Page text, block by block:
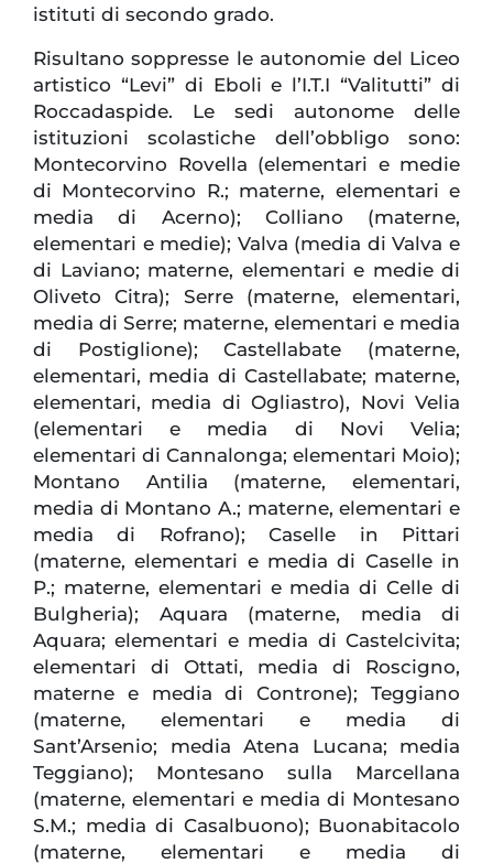
istituti di secondo grado.
Risultano soppresse le autonomie del Liceo
artistico “Levi” di Eboli e l’I.T.I “Valitutti” di
Roccadaspide. Le sedi autonome delle
istituzioni scolastiche dell’obbligo sono:
Montecorvino Rovella (elementari e medie
di Montecorvino R.; materne, elementari e
media di Acerno); Colliano (materne,
elementari e medie); Valva (media di Valva e
di Laviano; materne, elementari e medie di
Oliveto Citra); Serre (materne, elementari,
media di Serre; materne, elementari e media
di Postiglione); Castellabate (materne,
elementari, media di Castellabate; materne,
elementari, media di Ogliastro), Novi Velia
(elementari e media di Novi Velia;
elementari di Cannalonga; elementari Moio);
Montano Antilia (materne, elementari,
media di Montano A.; materne, elementari e
media di Rofrano); Caselle in Pittari
(materne, elementari e media di Caselle in
P.; materne, elementari e media di Celle di
Bulgheria); Aquara (materne, media di
Aquara; elementari e media di Castelcivita;
elementari di Ottati, media di Roscigno,
materne e media di Controne); Teggiano
(materne, elementari e media di
Sant’Arsenio; media Atena Lucana; media
Teggiano); Montesano sulla Marcellana
(materne, elementari e media di Montesano
S.M.; media di Casalbuono); Buonabitacolo
(materne, elementari e media di